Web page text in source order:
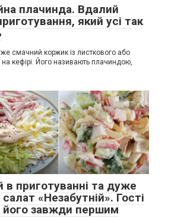
плачинда. Вдалий
який усі так
смачний коржик із листкового або
на кефірі. Його називають плачиндою,
приготуванні та дуже
«Незабутній». Гості
його завжди першим